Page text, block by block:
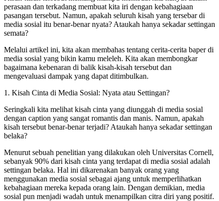
perasaan dan terkadang membuat kita iri dengan kebahagiaan
pasangan tersebut. Namun, apakah seluruh kisah yang tersebar di
media sosial itu benar-benar nyata? Ataukah hanya sekadar settingan
semata?
Melalui artikel ini, kita akan membahas tentang cerita-cerita baper di
media sosial yang bikin kamu meleleh. Kita akan membongkar
bagaimana kebenaran di balik kisah-kisah tersebut dan
mengevaluasi dampak yang dapat ditimbulkan.
1. Kisah Cinta di Media Sosial: Nyata atau Settingan?
Seringkali kita melihat kisah cinta yang diunggah di media sosial
dengan caption yang sangat romantis dan manis. Namun, apakah
kisah tersebut benar-benar terjadi? Ataukah hanya sekadar settingan
belaka?
Menurut sebuah penelitian yang dilakukan oleh Universitas Cornell,
sebanyak 90% dari kisah cinta yang terdapat di media sosial adalah
settingan belaka. Hal ini dikarenakan banyak orang yang
menggunakan media sosial sebagai ajang untuk memperlihatkan
kebahagiaan mereka kepada orang lain. Dengan demikian, media
sosial pun menjadi wadah untuk menampilkan citra diri yang positif.